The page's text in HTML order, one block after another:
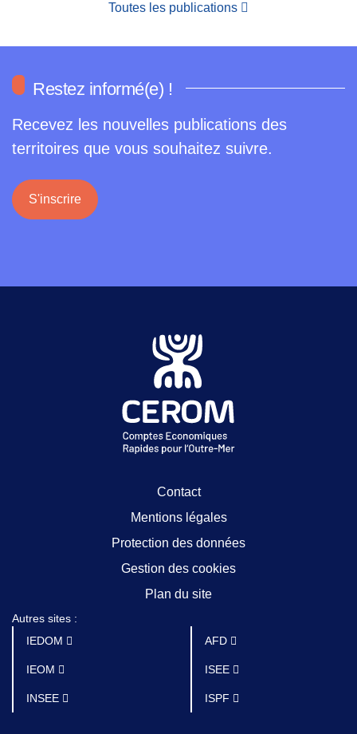
Toutes les publications
Restez informé(e) !
Recevez les nouvelles publications des
territoires que vous souhaitez suivre.
S'inscrire
Contact
Mentions légales
Protection des données
Gestion des cookies
Plan du site
Autres sites :
IEDOM
IEOM
INSEE
AFD
ISEE
ISPF